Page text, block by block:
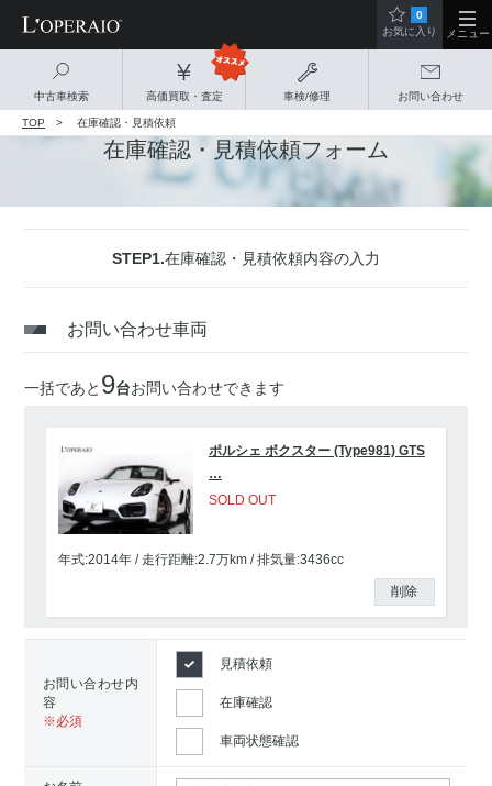
中古車検索 高価買取・査定 車検/修理 お問い合わせ
0
お気に入り
メニュー
TOP 在庫確認・見積依頼
在庫確認・見積依頼フォーム
STEP1.在庫確認・見積依頼内容の入力
お問い合わせ車両
一括であと 9台お問い合わせできます
ポルシェ ボクスター (Type981) GTS
…
SOLD OUT
年式:2014年 走行距離:2.7万km 排気量:3436cc
削除
お問い合わせ内
容
見積依頼
在庫確認
車両状態確認